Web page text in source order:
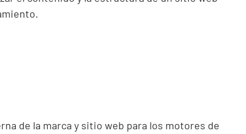
de la marca y sitio web para los motores de